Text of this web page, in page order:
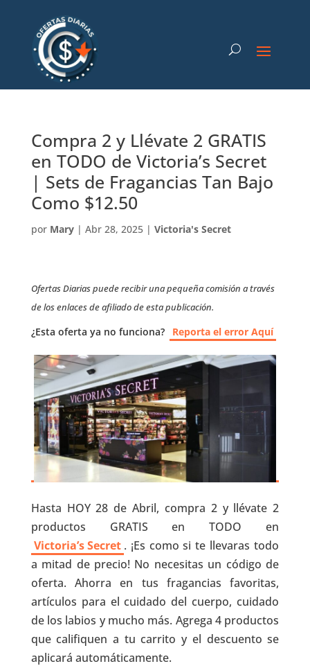
Compra 2 y Llévate 2 GRATIS
en TODO de Victoria’s Secret
| Sets de Fragancias Tan Bajo
Como $12.50
por Mary| Abr 28, 2025| Victoria's Secret
Ofertas Diarias puede recibir una pequeña comisión a través
de los enlaces de afiliado de esta publicación.
¿Esta oferta ya no funciona? Reporta el error Aquí
Hasta HOY 28 de Abril, compra 2 y llévate 2
productos GRATIS en TODO en
Victoria’s Secret . ¡Es como si te llevaras todo
a mitad de precio! No necesitas un código de
oferta. Ahorra en tus fragancias favoritas,
artículos para el cuidado del cuerpo, cuidado
de los labios y mucho más. Agrega 4 productos
que califiquen a tu carrito y el descuento se
aplicará automáticamente.